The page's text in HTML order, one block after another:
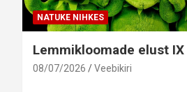
NATUKE NIHKES
Lemmikloomade elust IX
08/07/2026 Veebikiri